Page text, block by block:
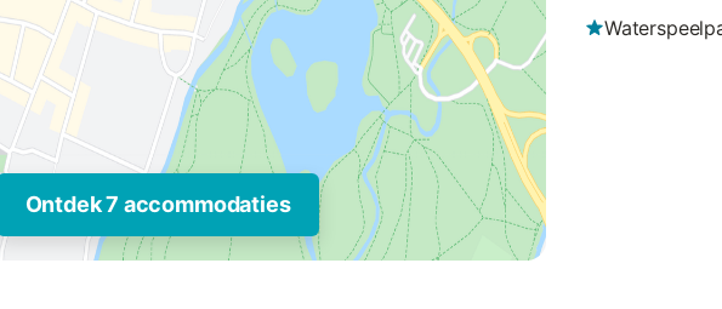
Ontdek 7 accommodaties